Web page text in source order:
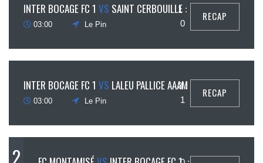
INTER BOCAGE FC 1 VS SAINT CERBOUILLE
03:00 Le Pin
1 :
0
RECAP
INTER BOCAGE FC 1 VS LALEU PALLICE AAAM
03:00 Le Pin
3 :
1
RECAP
2